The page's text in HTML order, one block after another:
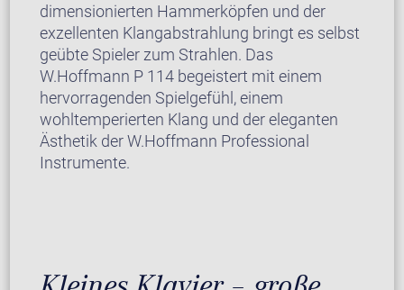
dimensionierten Hammerköpfen und der
exzellenten Klangabstrahlung bringt es selbst
geübte Spieler zum Strahlen. Das
W.Hoffmann P 114 begeistert mit einem
hervorragenden Spielgefühl, einem
wohltemperierten Klang und der eleganten
Ästhetik der W.Hoffmann Professional
Instrumente.